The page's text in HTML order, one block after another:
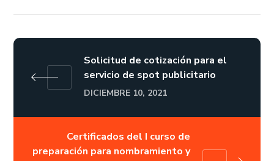
Solicitud de cotización para el
servicio de spot publicitario
DICIEMBRE 10, 2021
Certificados del I curso de
preparación para nombramiento y